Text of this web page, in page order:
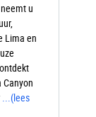
u
Lima en
...(lees